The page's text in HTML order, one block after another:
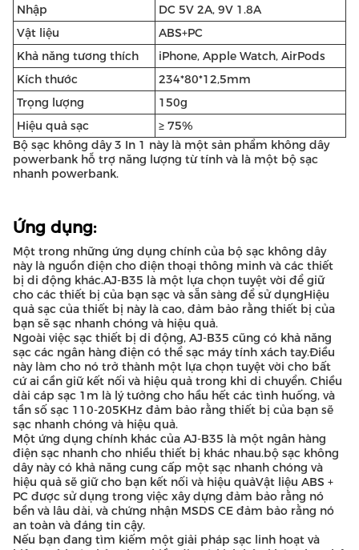
Nhập
DC 5V 2A, 9V 1.8A
Vật liệu
ABS+PC
Khả năng tương thích
iPhone, Apple Watch, AirPods
Kích thước
234*80*12,5mm
Trọng lượng
150g
Hiệu quả sạc
≥ 75%
Bộ sạc không dây 3 In 1 này là một sản phẩm không dây
powerbank hỗ trợ năng lượng từ tính và là một bộ sạc
nhanh powerbank.
Ứng dụng:
Một trong những ứng dụng chính của bộ sạc không dây
này là nguồn điện cho điện thoại thông minh và các thiết
bị di động khác.AJ-B35 là một lựa chọn tuyệt vời để giữ
cho các thiết bị của bạn sạc và sẵn sàng để sử dụngHiệu
quả sạc của thiết bị này là cao, đảm bảo rằng thiết bị của
bạn sẽ sạc nhanh chóng và hiệu quả.
Ngoài việc sạc thiết bị di động, AJ-B35 cũng có khả năng
sạc các ngân hàng điện có thể sạc máy tính xách tay.Điều
này làm cho nó trở thành một lựa chọn tuyệt vời cho bất
cứ ai cần giữ kết nối và hiệu quả trong khi di chuyển. Chiều
dài cáp sạc 1m là lý tưởng cho hầu hết các tình huống, và
tần số sạc 110-205KHz đảm bảo rằng thiết bị của bạn sẽ
sạc nhanh chóng và hiệu quả.
Một ứng dụng chính khác của AJ-B35 là một ngân hàng
điện sạc nhanh cho nhiều thiết bị khác nhau.bộ sạc không
dây này có khả năng cung cấp một sạc nhanh chóng và
hiệu quả sẽ giữ cho bạn kết nối và hiệu quảVật liệu ABS +
PC được sử dụng trong việc xây dựng đảm bảo rằng nó
bền và lâu dài, và chứng nhận MSDS CE đảm bảo rằng nó
an toàn và đáng tin cậy.
Nếu bạn đang tìm kiếm một giải pháp sạc linh hoạt và